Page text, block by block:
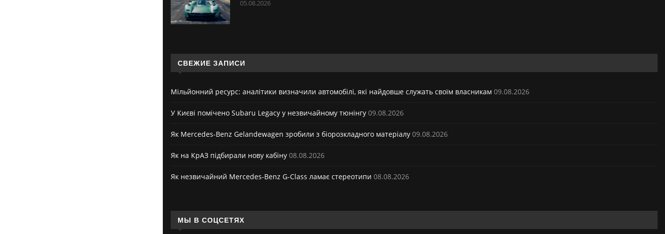
05.08.2026
СВЕЖИЕ ЗАПИСИ
Мільйонний ресурс: аналітики визначили автомобілі, які найдовше служать своїм власникам 09.08.2026
У Києві помічено Subaru Legacy у незвичайному тюнінгу 09.08.2026
Як Mercedes-Benz Gelandewagen зробили з біорозкладного матеріалу 09.08.2026
Як на КрАЗ підбирали нову кабіну 08.08.2026
Як незвичайний Mercedes-Benz G-Class ламає стереотипи 08.08.2026
МЫ В СОЦСЕТЯХ